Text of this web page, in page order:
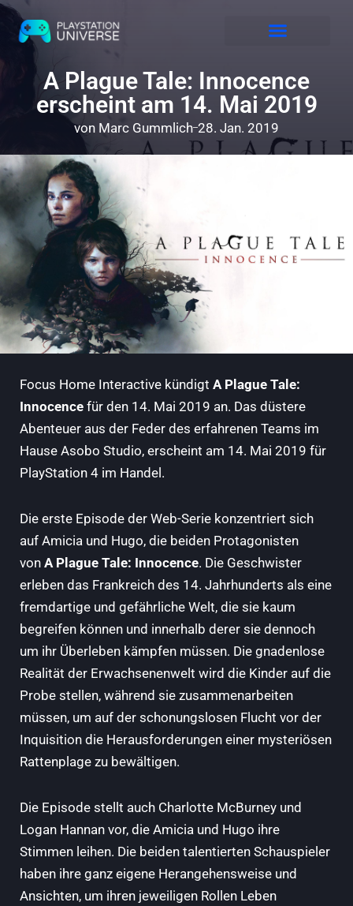
A Plague Tale: Innocence
erscheint am 14. Mai 2019
von Marc Gummlich 28. Jan. 2019
Focus Home Interactive kündigt A Plague Tale:
Innocence für den 14. Mai 2019 an. Das düstere
Abenteuer aus der Feder des erfahrenen Teams im
Hause Asobo Studio, erscheint am 14. Mai 2019 für
PlayStation 4 im Handel.
Die erste Episode der Web-Serie konzentriert sich
auf Amicia und Hugo, die beiden Protagonisten
von A Plague Tale: Innocence. Die Geschwister
erleben das Frankreich des 14. Jahrhunderts als eine
fremdartige und gefährliche Welt, die sie kaum
begreifen können und innerhalb derer sie dennoch
um ihr Überleben kämpfen müssen. Die gnadenlose
Realität der Erwachsenenwelt wird die Kinder auf die
Probe stellen, während sie zusammenarbeiten
müssen, um auf der schonungslosen Flucht vor der
Inquisition die Herausforderungen einer mysteriösen
Rattenplage zu bewältigen.
Die Episode stellt auch Charlotte McBurney und
Logan Hannan vor, die Amicia und Hugo ihre
Stimmen leihen. Die beiden talentierten Schauspieler
haben ihre ganz eigene Herangehensweise und
Ansichten, um ihren jeweiligen Rollen Leben